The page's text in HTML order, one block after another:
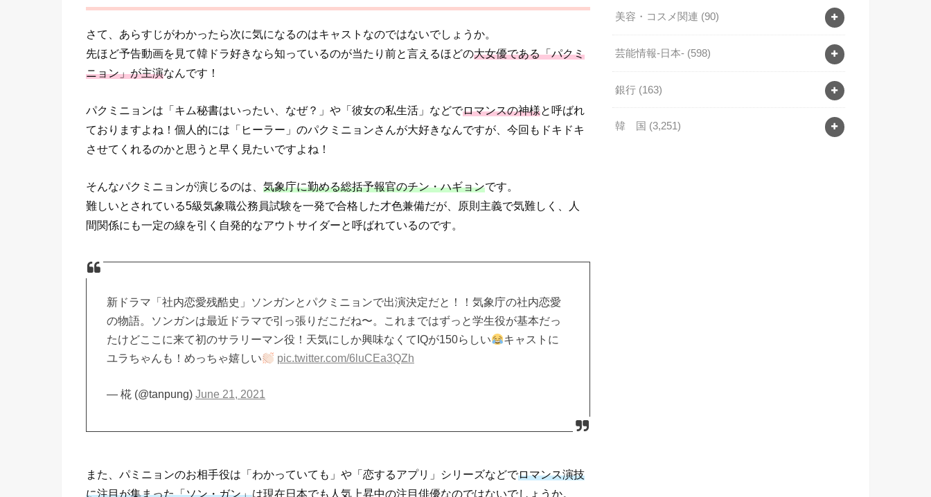
さて、あらすじがわかったら次に気になるのはキャストなのではないでしょうか。
先ほど予告動画を見て韓ドラ好きなら知っているのが当たり前と言えるほどの大女優である「パクミ
ニョン」が主演なんです！
パクミニョンは「キム秘書はいったい、なぜ？」や「彼女の私生活」などでロマンスの神様と呼ばれ
ておりますよね！個人的には「ヒーラー」のパクミニョンさんが大好きなんですが、今回もドキドキ
させてくれるのかと思うと早く見たいですよね！
そんなパクミニョンが演じるのは、 気象庁に勤める総括予報官のチン・ハギョンです。
難しいとされている5級気象職公務員試験を一発で合格した才色兼備だが、原則主義で気難しく、人
間関係にも一定の線を引く自発的なアウトサイダーと呼ばれているのです。
新ドラマ「社内恋愛残酷史」ソンガンとパクミニョンで出演決定だと！！気象庁の社内恋愛
の物語。ソンガンは最近ドラマで引っ張りだこだね〜。これまではずっと学生役が基本だっ
たけどここに来て初のサラリーマン役！天気にしか興味なくてIQが150らしい
キャストに
ユラちゃんも！めっちゃ嬉しい
pic.twitter.com/6luCEa3QZh
— 椛 (@tanpung)June 21, 2021
また、パミニョンのお相手役は「わかっていても」や「恋するアプリ」シリーズなどでロマンス演技
に注目が集まった「ソン・ガン」は現在日本でも人気上昇中の注目俳優なのではないでしょうか。
美容・コスメ関連 (90)
芸能情報-日本- (598)
銀行 (163)
韓 国 (3,251)